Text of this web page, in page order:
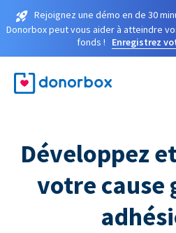
Rejoignez une démo en de 30
Donorbox peut vous aider à atteindre
fonds !
Enregistrez
Développez
votre cause